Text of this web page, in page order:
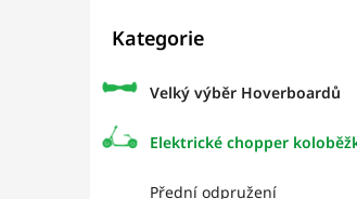
kategorie
Kategorie
Velký výběr Hoverboardů
Elektrické chopper
Přední odpružení